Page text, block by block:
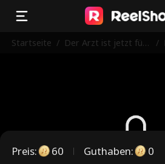
Startseite / Der Arzt ist jetzt für
/
Preis: 60 Guthaben: 0